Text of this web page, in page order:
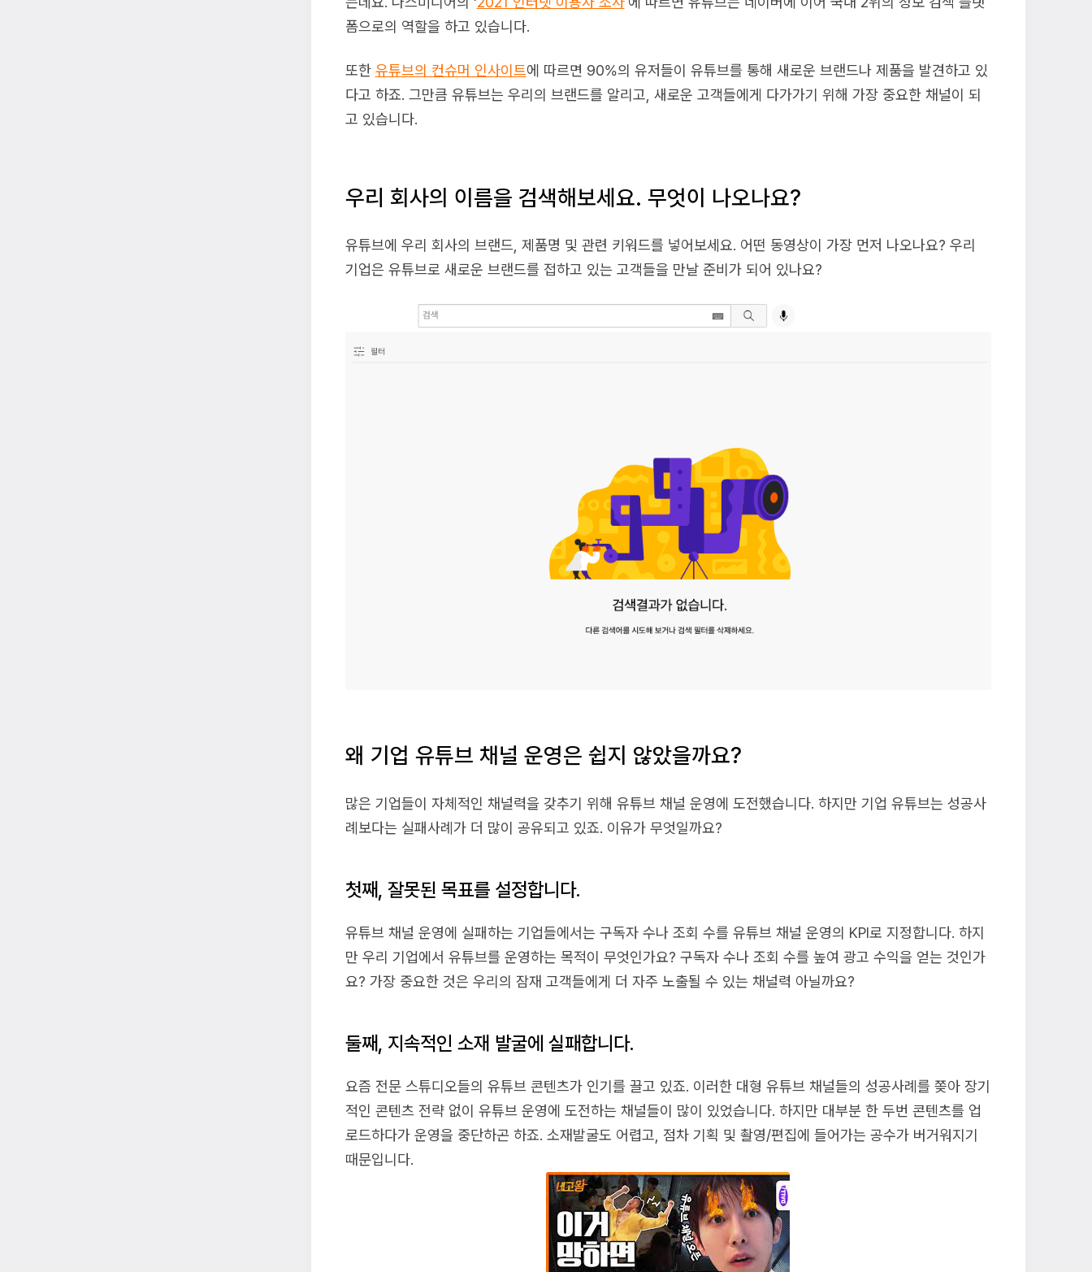
폼으로의 역할을 하고 있습니다.
또한 유튜브의 컨슈머 인사이트에 따르면 90%의 유저들이 유튜브를 통해 새로운 브랜드나 제품을 발견하고 있
다고 하죠. 그만큼 유튜브는 우리의 브랜드를 알리고, 새로운 고객들에게 다가가기 위해 가장 중요한 채널이 되
고 있습니다.
우리 회사의 이름을 검색해보세요. 무엇이 나오나요?
유튜브에 우리 회사의 브랜드, 제품명 및 관련 키워드를 넣어보세요. 어떤 동영상이 가장 먼저 나오나요? 우리
기업은 유튜브로 새로운 브랜드를 접하고 있는 고객들을 만날 준비가 되어 있나요?
왜 기업 유튜브 채널 운영은 쉽지 않았을까요?
많은 기업들이 자체적인 채널력을 갖추기 위해 유튜브 채널 운영에 도전했습니다. 하지만 기업 유튜브는 성공사
례보다는 실패사례가 더 많이 공유되고 있죠. 이유가 무엇일까요?
첫째, 잘못된 목표를 설정합니다.
유튜브 채널 운영에 실패하는 기업들에서는 구독자 수나 조회 수를 유튜브 채널 운영의 KPI로 지정합니다. 하지
만 우리 기업에서 유튜브를 운영하는 목적이 무엇인가요? 구독자 수나 조회 수를 높여 광고 수익을 얻는 것인가
요? 가장 중요한 것은 우리의 잠재 고객들에게 더 자주 노출될 수 있는 채널력 아닐까요?
둘째, 지속적인 소재 발굴에 실패합니다.
요즘 전문 스튜디오들의 유튜브 콘텐츠가 인기를 끌고 있죠. 이러한 대형 유튜브 채널들의 성공사례를 쫒아 장기
적인 콘텐츠 전략 없이 유튜브 운영에 도전하는 채널들이 많이 있었습니다. 하지만 대부분 한 두번 콘텐츠를 업
로드하다가 운영을 중단하곤 하죠. 소재발굴도 어렵고, 점차 기획 및 촬영/편집에 들어가는 공수가 버거워지기
때문입니다.